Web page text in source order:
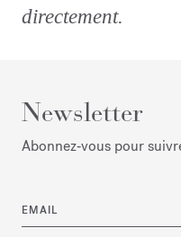
directement.
Newsletter
Abonnez‑vous pour
EMAIL